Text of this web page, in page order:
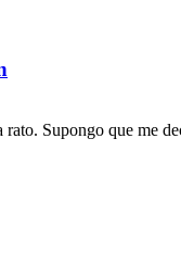
Supongo que me